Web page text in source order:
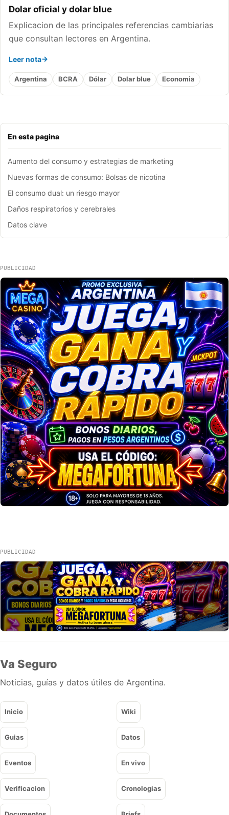
En esta pagina
Aumento del consumo y estrategias de marketing
Nuevas formas de consumo: Bolsas de nicotina
El consumo dual: un riesgo mayor
Daños respiratorios y cerebrales
Datos clave
Dolar oficial y dolar blue
Explicacion de las principales referencias cambiarias
que consultan lectores en Argentina.
Leer nota
Argentina BCRA Dólar Dolar blue Economia
PUBLICIDAD
PUBLICIDAD
Va Seguro
Noticias, guías y datos útiles de Argentina.
Inicio Wiki
Guias Datos
Eventos En vivo
Verificacion Cronologias